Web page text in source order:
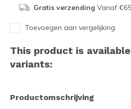
Gratis verzending Vanaf
Toevoegen aan vergelijking
This product is
variants:
Productomschrijving